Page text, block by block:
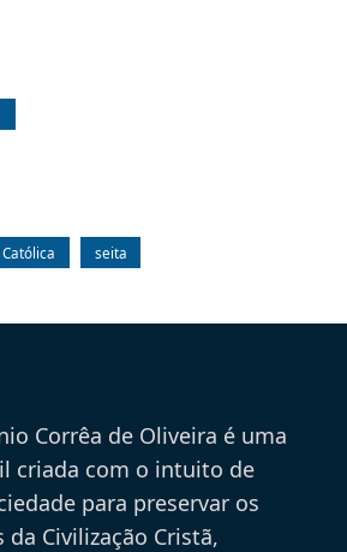
seita
Corrêa de Oliveira é uma
criada com o intuito de
para preservar os
da Civilização Cristã,